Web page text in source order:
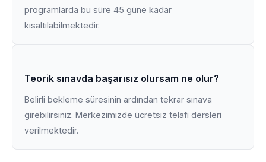
programlarda bu süre 45 güne kadar
kısaltılabilmektedir.
Teorik sınavda başarısız olursam ne olur?
Belirli bekleme süresinin ardından tekrar sınava
girebilirsiniz. Merkezimizde ücretsiz telafi dersleri
verilmektedir.